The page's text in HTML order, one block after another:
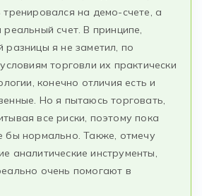
тренировался на демо-счете, а
счет. В принципе,
разницы я не заметил, по
торговли их практически
конечно отличия есть и
Но я пытаюсь торговать,
все риски, поэтому пока
бы нормально. Также, отмечу
аналитические инструменты,
очень помогают в